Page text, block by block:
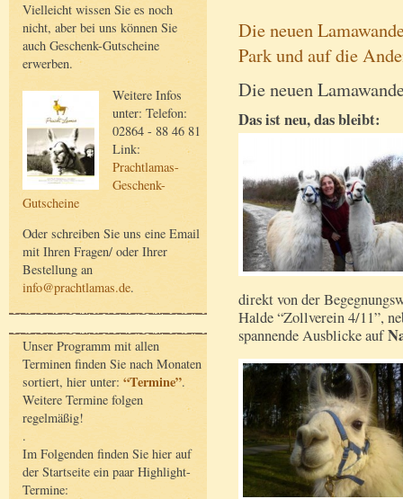
Vielleicht wissen Sie es noch
nicht, aber bei uns können Sie
auch Geschenk-Gutscheine
erwerben.
Weitere Infos
unter: Telefon:
02864 - 88 46 81
Link:
Prachtlamas-
Geschenk-
Gutscheine
Oder schreiben Sie uns eine Email
mit Ihren Fragen/ oder Ihrer
Bestellung an
info@prachtlamas.de.
Unser Programm mit allen
Terminen finden Sie nach Monaten
sortiert, hier unter: “Termine”.
Weitere Termine folgen
regelmäßig!
.
Im Folgenden finden Sie hier auf
der Startseite ein paar Highlight-
Termine:
Die neuen
Park und auf die
Die neuen
Das ist neu, das bleibt:
direkt von der
Halde “Zollverein 4/11”,
spannende Ausblicke auf